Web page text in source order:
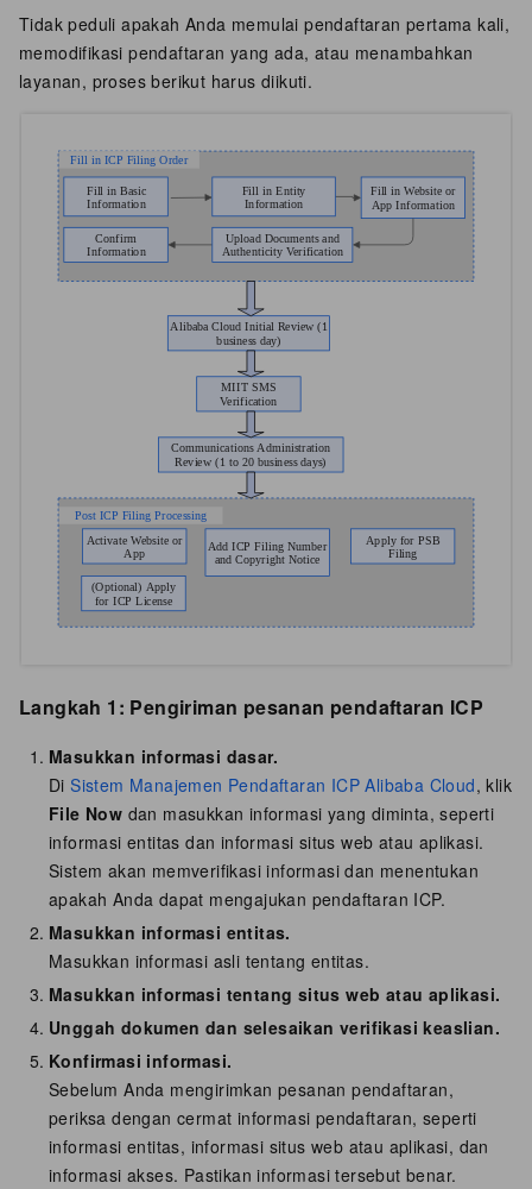
Tidak peduli apakah Anda memulai pendaftaran pertama kali,
memodifikasi pendaftaran yang ada, atau menambahkan
layanan, proses berikut harus diikuti.
Langkah 1: Pengiriman pesanan pendaftaran ICP
Masukkan informasi dasar.
DiSistem Manajemen Pendaftaran ICP Alibaba Cloud, klik
File Now dan masukkan informasi yang diminta, seperti
informasi entitas dan informasi situs web atau aplikasi.
Sistem akan memverifikasi informasi dan menentukan
apakah Anda dapat mengajukan pendaftaran ICP.
Masukkan informasi entitas.
Masukkan informasi asli tentang entitas.
Masukkan informasi tentang situs web atau aplikasi.
Unggah dokumen dan selesaikan verifikasi keaslian.
Konfirmasi informasi.
Sebelum Anda mengirimkan pesanan pendaftaran,
periksa dengan cermat informasi pendaftaran, seperti
informasi entitas, informasi situs web atau aplikasi, dan
informasi akses. Pastikan informasi tersebut benar.